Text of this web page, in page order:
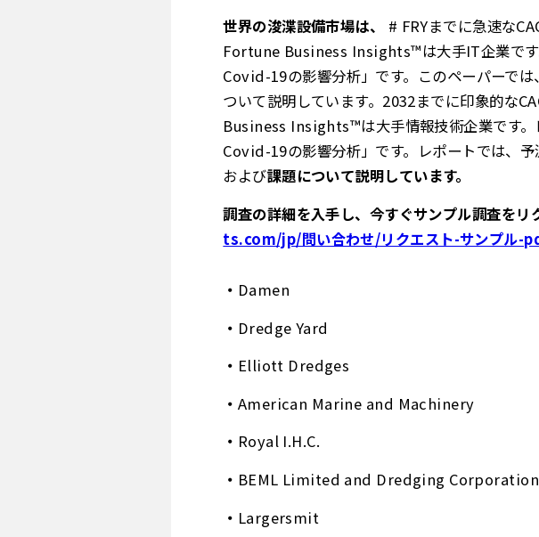
世界の浚渫設備市場は、
# FRYまでに急速な
Fortune Business Insights™は大手IT企業です
Covid-19の影響分析」です。このペーパーで
ついて説明しています。2032までに印象的な
Business Insights™は大手情報技術企業です。
Covid-19の影響分析」です。レポートでは、
および課題について説明しています。
調査の詳細を入手し、今すぐサンプル調査をリ
ts.com/jp/問い合わせ/リクエスト-サンプル-
Damen
Dredge Yard
Elliott Dredges
American Marine and Machinery
Royal I.H.C.
BEML Limited and Dredging
Largersmit